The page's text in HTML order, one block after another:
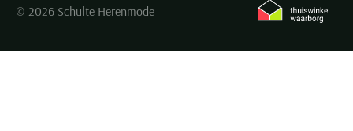
© 2026 Schulte Herenmode